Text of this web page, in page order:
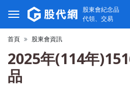
股東會紀念品
代領、交易
首頁 股東會資訊
2025年(114年
品